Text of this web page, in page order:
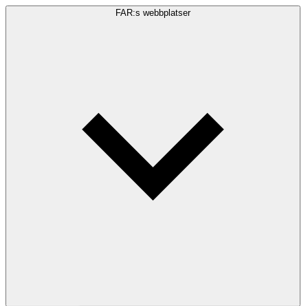
FAR:s webbplatser